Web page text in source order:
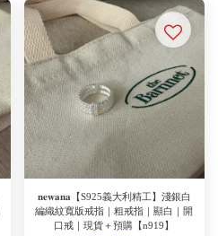
𝐧𝐞𝐰𝐚𝐧𝐚【S925義大利精工】淺銀白
編織紋寬版戒指｜粗戒指｜顯白｜開
口戒｜現貨＋預購【n919】